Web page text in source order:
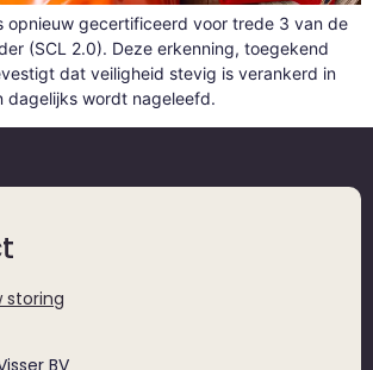
opnieuw gecertificeerd voor trede 3 van de
(SCL 2.0). Deze erkenning, toegekend
dat veiligheid stevig is verankerd in
dagelijks wordt nageleefd.
storing
BV